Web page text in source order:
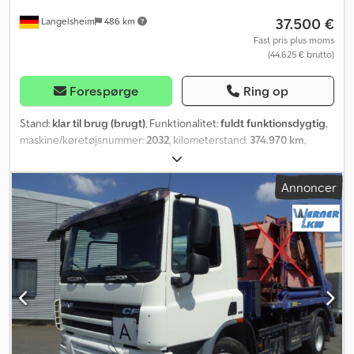
Langelsheim 486 km 37.500 €
Fast pris plus moms
(44.625 € brutto)
Forespørge Ring op
Stand: klar til brug (brugt), Funktionalitet:fuldt funktionsdygtig,
maskine/køretøjsnummer:2032, kilometerstand: 374.970 km,
, første registrering:
brændstoftype:diesel, tomvægt:10.620 kg, samlet vægt:20.500
kg, dækstørrelse: 315/80/22.5, akslekonfiguration:4x2
akselafstand:3.650 mm, næste syn (TÜV):02/2026
, brændstof:
diesel, brændstoftank kapacitet:400 l , bremser:motorbremsning,
farve:sølvfarvet, førerhus: dagkabine , geartype: mekanisk,
emissionsklasse:Euro 6 , affjedring:stål-luft , Produktionsår:2015
Udstyr:ABS, bilregistrering, bordincomputer, differentialespær,
ekstra forlygter, fartpilot, hydraulik, klimaanlæg, lavt støjniveau,
navigationssystem, parkeringsvarmer, sodfilter, trailertræk,
traktionskontrol, TGS 18.440 BL, ZF gearkasse, !!! NY KOBLING !!!,
Meier Ratio (Palfinger) AK 13 M opbygning med automatisk
Annoncer